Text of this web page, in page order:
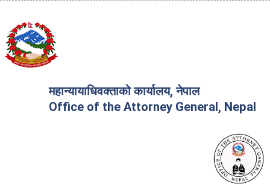
महान्यायाधिवक्ताको कार्यालय, नेपाल
Office of the Attorney General, Nepal